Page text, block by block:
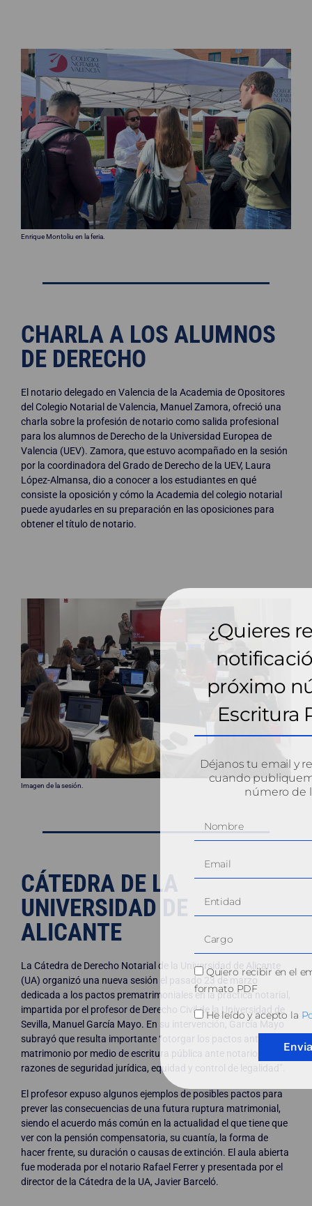
Enrique Montoliu en la feria.
CHARLA A LOS ALUMNOS
DE DERECHO
El notario delegado en Valencia de la Academia de Opositores
del Colegio Notarial de Valencia, Manuel Zamora, ofreció una
charla sobre la profesión de notario como salida profesional
para los alumnos de Derecho de la Universidad Europea de
Valencia (UEV). Zamora, que estuvo acompañado en la sesión
por la coordinadora del Grado de Derecho de la UEV, Laura
López-Almansa, dio a conocer a los estudiantes en qué
consiste la oposición y cómo la Academia del colegio notarial
puede ayudarles en su preparación en las oposiciones para
obtener el título de notario.
Imagen de la sesión.
CÁTEDRA DE LA
UNIVERSIDAD DE
ALICANTE
La Cátedra de Derecho Notarial de la Universidad de Alicante
(UA) organizó una nueva sesión el pasado 23 de marzo
dedicada a los pactos prematrimoniales en la práctica notarial,
impartida por el profesor de Derecho Civil de la Universidad de
Sevilla, Manuel García Mayo. En su intervención, García Mayo
subrayó que resulta importante “otorgar los pactos antes del
matrimonio por medio de escritura pública ante notario, por
razones de seguridad jurídica, equidad y control de legalidad”.
El profesor expuso algunos ejemplos de posibles pactos para
prever las consecuencias de una futura ruptura matrimonial,
siendo el acuerdo más común en la actualidad el que tiene que
ver con la pensión compensatoria, su cuantía, la forma de
hacer frente, su duración o causas de extinción. El aula abierta
fue moderada por el notario Rafael Ferrer y presentada por el
director de la Cátedra de la UA, Javier Barceló.
¿Quieres
próximo
Escritura
Déjanos tu email y
cuando
número de
Quiero recibir en el
formato PDF
He leído y acepto la